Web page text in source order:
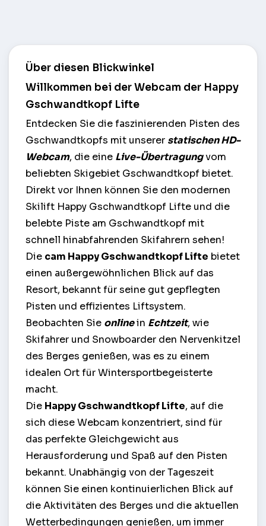
Über diesen Blickwinkel
Willkommen bei der Webcam der Happy
Gschwandtkopf Lifte
Entdecken Sie die faszinierenden Pisten des
Gschwandtkopfs mit unserer statischen HD-
Webcam, die eine Live-Übertragungvom
beliebten Skigebiet Gschwandtkopf bietet.
Direkt vor Ihnen können Sie den modernen
Skilift Happy Gschwandtkopf Lifte und die
belebte Piste am Gschwandtkopf mit
schnell hinabfahrenden Skifahrern sehen!
Die cam Happy Gschwandtkopf Lifte bietet
einen außergewöhnlichen Blick auf das
Resort, bekannt für seine gut gepflegten
Pisten und effizientes Liftsystem.
Beobachten Sie onlinein Echtzeit, wie
Skifahrer und Snowboarder den Nervenkitzel
des Berges genießen, was es zu einem
idealen Ort für Wintersportbegeisterte
macht.
Die Happy Gschwandtkopf Lifte, auf die
sich diese Webcam konzentriert, sind für
das perfekte Gleichgewicht aus
Herausforderung und Spaß auf den Pisten
bekannt. Unabhängig von der Tageszeit
können Sie einen kontinuierlichen Blick auf
die Aktivitäten des Berges und die aktuellen
Wetterbedingungen genießen, um immer